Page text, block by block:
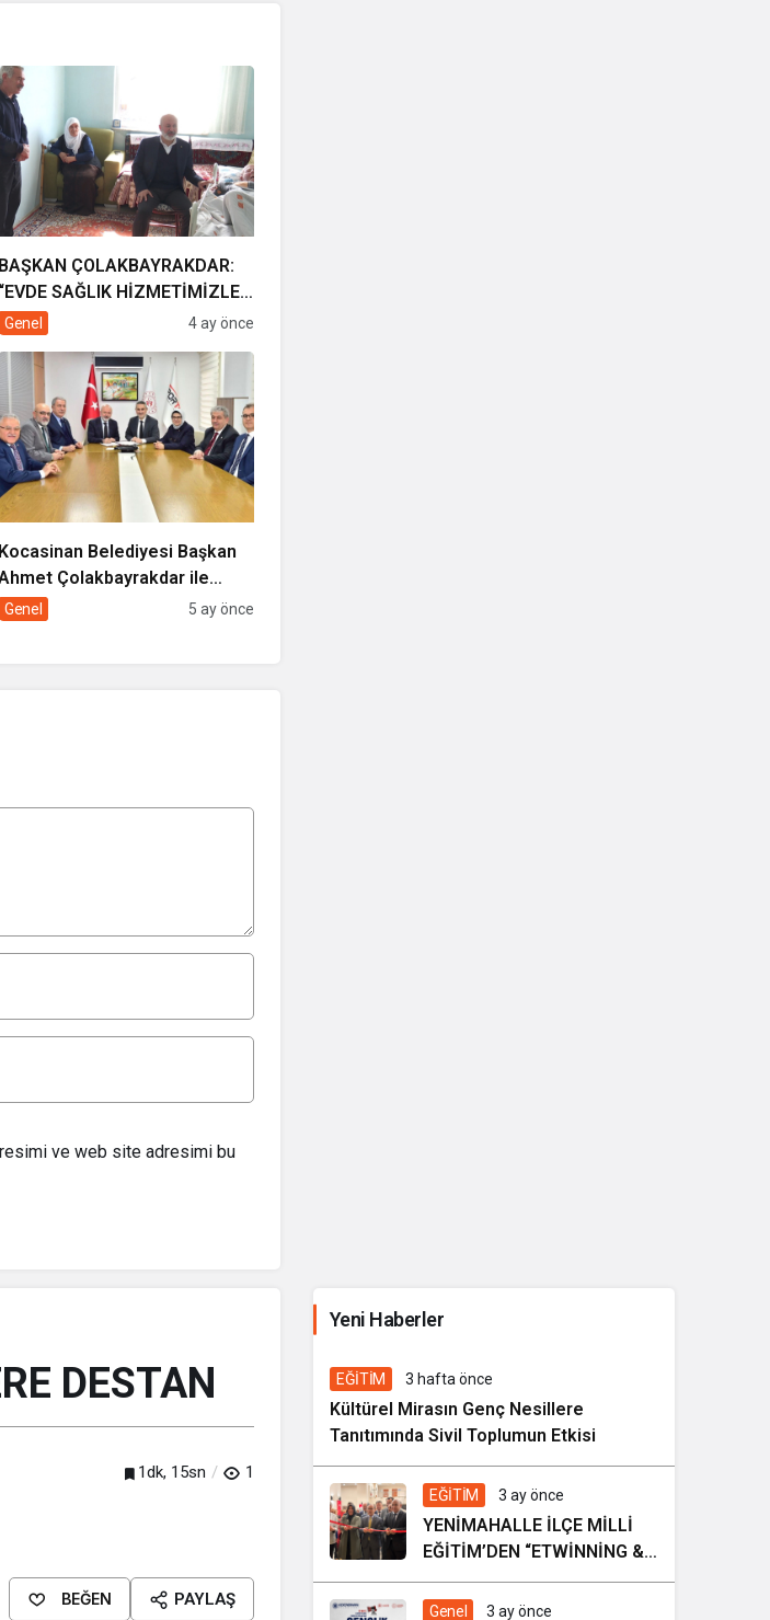
BAŞKAN ÇOLAKBAYRAKDAR:
“EVDE SAĞLIK HİZMETİMİZLE
GÖNÜLLERE
Genel 4 ay önce
Kocasinan Belediyesi Başkan
Çolakbayrakdar ile
imza atıyor
Genel 5 ay önce
ve web site adresimi bu
DESTAN
1dk, 15sn 1
BEĞEN PAYLAŞ
Yeni Haberler
6 gün önce
EĞİTİM 3 hafta önce
Kültürel Mirasın Genç Nesillere
Tanıtımında Sivil Toplumun Etkisi
EĞİTİM 3 ay önce
YENİMAHALLE İLÇE MİLLİ
EĞİTİM’DEN “ETWİNNİNG &
HAREZMİ PROJE ŞENLİĞİ”
Genel 3 ay önce